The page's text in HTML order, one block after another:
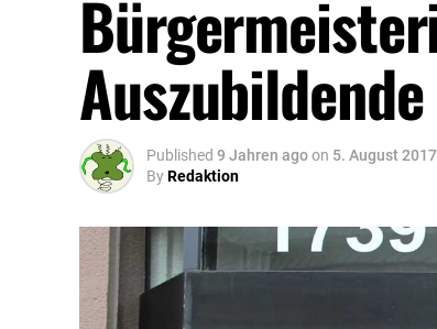
Published 9 Jahren agoon 5. August 2017
ByRedaktion